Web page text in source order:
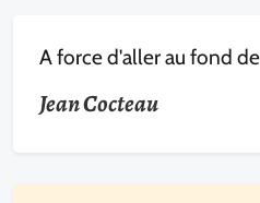
A force d'aller au fond
Jean Cocteau